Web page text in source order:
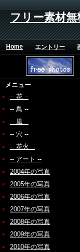
フリー素材
Home エントリー
メニュー
-- 花 --
-- 鳥 --
-- 風 --
-- 穴 --
-- 花火 --
-- アート --
2004年の写真
2005年の写真
2006年の写真
2007年の写真
2008年の写真
2009年の写真
2010年の写真